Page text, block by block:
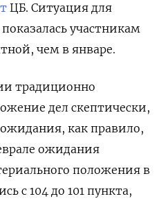
ЦБ. Ситуация для
участникам
чем в январе.
традиционно
дел скептически,
как правило,
ожидания
положения в
с 104 до 101 пункта,